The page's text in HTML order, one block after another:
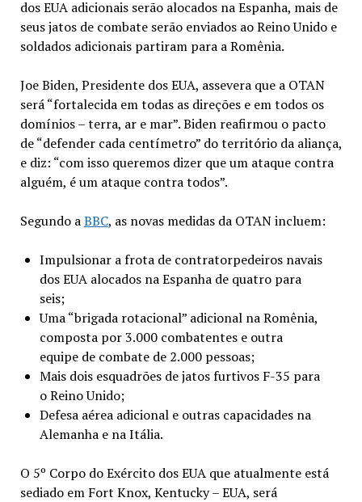
dos EUA adicionais serão alocados na Espanha, mais de
seus jatos de combate serão enviados ao Reino Unido e
soldados adicionais partiram para a Romênia.
Joe Biden, Presidente dos EUA, assevera que a OTAN
será “fortalecida em todas as direções e em todos os
domínios – terra, ar e mar”. Biden reafirmou o pacto
de “defender cada centímetro” do território da aliança,
e diz: “com isso queremos dizer que um ataque contra
alguém, é um ataque contra todos”.
Segundo aBBC, as novas medidas da OTAN incluem:
Impulsionar a frota de contratorpedeiros navais
dos EUA alocados na Espanha de quatro para
seis;
Uma “brigada rotacional” adicional na Romênia,
composta por 3.000 combatentes e outra
equipe de combate de 2.000 pessoas;
Mais dois esquadrões de jatos furtivos F-35 para
o Reino Unido;
Defesa aérea adicional e outras capacidades na
Alemanha e na Itália.
O 5º Corpo do Exército dos EUA que atualmente está
sediado em Fort Knox, Kentucky – EUA, será